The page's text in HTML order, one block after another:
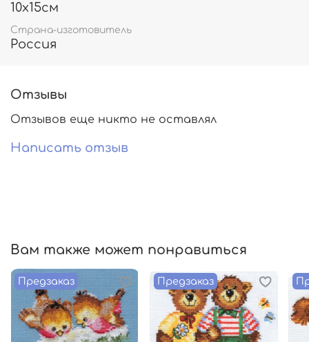
10х15см
Страна-изготовитель
Россия
Отзывы
Отзывов еще никто не оставлял
Написать отзыв
Вам также может понравиться
Предзаказ Предзаказ